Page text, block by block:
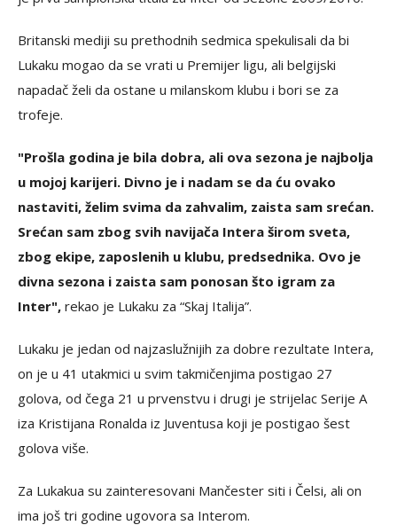
Britanski mediji su prethodnih sedmica spekulisali da bi
Lukaku mogao da se vrati u Premijer ligu, ali belgijski
napadač želi da ostane u milanskom klubu i bori se za
trofeje.
"Prošla godina je bila dobra, ali ova sezona je najbolja
u mojoj karijeri. Divno je i nadam se da ću ovako
nastaviti, želim svima da zahvalim, zaista sam srećan.
Srećan sam zbog svih navijača Intera širom sveta,
zbog ekipe, zaposlenih u klubu, predsednika. Ovo je
divna sezona i zaista sam ponosan što igram za
Inter", rekao je Lukaku za “Skaj Italija”.
Lukaku je jedan od najzaslužnijih za dobre rezultate Intera,
on je u 41 utakmici u svim takmičenjima postigao 27
golova, od čega 21 u prvenstvu i drugi je strijelac Serije A
iza Kristijana Ronalda iz Juventusa koji je postigao šest
golova više.
Za Lukakua su zainteresovani Mančester siti i Čelsi, ali on
ima još tri godine ugovora sa Interom.